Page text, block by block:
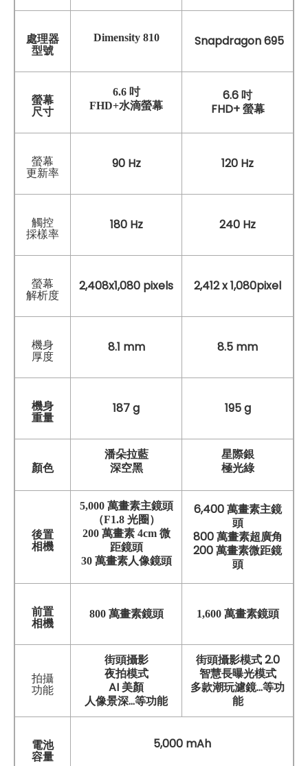
處理器
型號
Dimensity 810 Snapdragon 695
螢幕
尺寸
6.6 吋
FHD+水滴螢幕
6.6 吋
FHD+ 螢幕
螢幕
更新率
90 Hz 120 Hz
觸控
採樣率
180 Hz 240 Hz
螢幕
解析度
2,408x1,080 pixels 2,412 x 1,080pixel
機身
厚度
8.1 mm 8.5 mm
機身
重量
187 g 195 g
顏色
潘朵拉藍
深空黑
星際銀
極光綠
後置
相機
5,000 萬畫素主鏡頭
（F1.8 光圈）
200 萬畫素 4cm 微
距鏡頭
30 萬畫素人像鏡頭
6,400 萬畫素主鏡
頭
800 萬畫素超廣角
200 萬畫素微距鏡
頭
前置
相機
800 萬畫素鏡頭 1,600 萬畫素鏡頭
拍攝
功能
街頭攝影
夜拍模式
AI 美顏
人像景深...等功能
街頭攝影模式 2.0
智慧長曝光模式
多款潮玩濾鏡...等功
能
電池
容量
5,000 mAh